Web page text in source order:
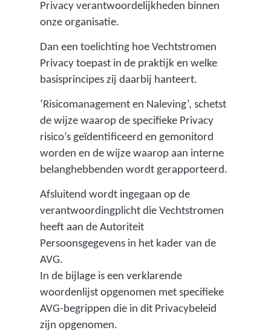
n
r
i
c
j
n
)
Privacy verantwoordelijkheden binnen
onze organisatie.
Dan een toelichting hoe Vechtstromen
Privacy toepast in de praktijk en welke
basisprincipes zij daarbij hanteert.
‘Risicomanagement en Naleving’, schetst
de wijze waarop de specifieke Privacy
risico’s geïdentificeerd en gemonitord
worden en de wijze waarop aan interne
belanghebbenden wordt gerapporteerd.
Afsluitend wordt ingegaan op de
verantwoordingplicht die Vechtstromen
heeft aan de Autoriteit
Persoonsgegevens in het kader van de
AVG.
In de bijlage is een verklarende
woordenlijst opgenomen met specifieke
AVG-begrippen die in dit Privacybeleid
zijn opgenomen.